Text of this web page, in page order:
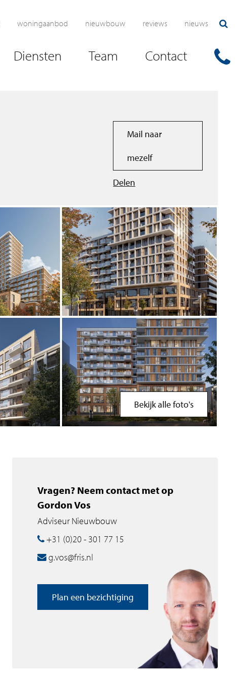
woningaanbod nieuwbouw reviews nieuws
Diensten Team Contact
Mail naar
mezelf
Delen
Bekijk alle foto's
Vragen? Neem contact met op
Gordon Vos
Adviseur Nieuwbouw
+31 (0)20 - 301 77 15
g.vos@fris.nl
Plan een bezichtiging